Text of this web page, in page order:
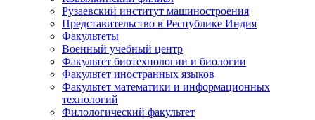
Рузаевский институт машиностроения
Представительство в Республике Индия
Факультеты
Военный учебный центр
Факультет биотехнологии и биологии
Факультет иностранных языков
Факультет математики и информационных
технологий
Филологический факультет